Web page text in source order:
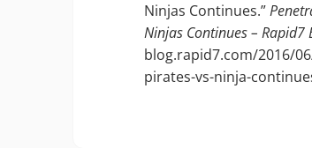
Ninjas Continues.”
Ninjas Continues – Rapid7
blog.rapid7.com/2016/
pirates-vs-ninja-